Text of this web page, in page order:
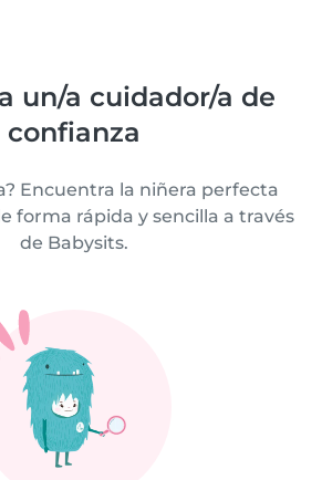
un/a cuidador/a de
confianza
Encuentra la niñera perfecta
forma rápida y sencilla a través
de Babysits.